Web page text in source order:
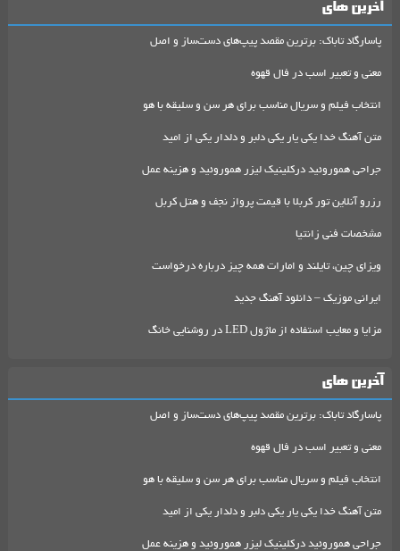
آخرین های
پاسارگاد تاباک: برترین مقصد پیپ‌های دست‌ساز و اصل
معنی و تعبیر اسب در فال قهوه
انتخاب فیلم و سریال مناسب برای هر سن و سلیقه با هو
متن آهنگ خدا یکی یار یکی دلبر و دلدار یکی از امید
جراحی هموروئید درکلینیک لیزر هموروئید و هزینه عمل
رزرو آنلاین تور کربلا با قیمت پرواز نجف و هتل کربل
مشخصات فنی زانتیا
ویزای چین، تایلند و امارات همه چیز درباره درخواست
ایرانی موزیک – دانلود آهنگ جدید
مزایا و معایب استفاده از ماژول LED در روشنایی خانگ
آخرین های
پاسارگاد تاباک: برترین مقصد پیپ‌های دست‌ساز و اصل
معنی و تعبیر اسب در فال قهوه
انتخاب فیلم و سریال مناسب برای هر سن و سلیقه با هو
متن آهنگ خدا یکی یار یکی دلبر و دلدار یکی از امید
جراحی هموروئید درکلینیک لیزر هموروئید و هزینه عمل